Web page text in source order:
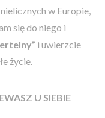
w Europie,
się do niego i
i uwierzcie
życie.
U SIEBIE